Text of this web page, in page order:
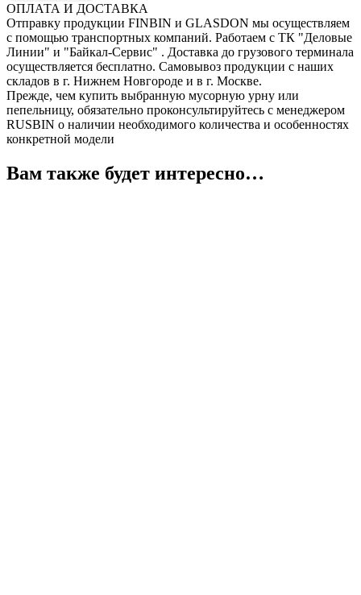
ОПЛАТА И ДОСТАВКА
Отправку продукции FINBIN и GLASDON мы осуществляем
с помощью транспортных компаний. Работаем с ТК "Деловые
Линии" и "Байкал-Сервис" . Доставка до грузового терминала
осуществляется бесплатно. Самовывоз продукции с наших
складов в г. Нижнем Новгороде и в г. Москве.
Прежде, чем купить выбранную мусорную урну или
пепельницу, обязательно проконсультируйтесь с менеджером
RUSBIN о наличии необходимого количества и особенностях
конкретной модели
Вам также будет интересно…